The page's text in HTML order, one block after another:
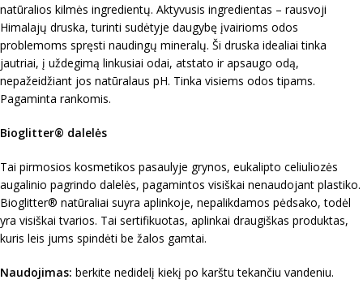
natūralios kilmės ingredientų. Aktyvusis ingredientas – rausvoji
Himalajų druska, turinti sudėtyje daugybę įvairioms odos
problemoms spręsti naudingų mineralų. Ši druska idealiai tinka
jautriai, į uždegimą linkusiai odai, atstato ir apsaugo odą,
nepažeidžiant jos natūralaus pH. Tinka visiems odos tipams.
Pagaminta rankomis.
Bioglitter® dalelės
Tai pirmosios kosmetikos pasaulyje grynos, eukalipto celiuliozės
augalinio pagrindo dalelės, pagamintos visiškai nenaudojant plastiko.
Bioglitter® natūraliai suyra aplinkoje, nepalikdamos pėdsako, todėl
yra visiškai tvarios. Tai sertifikuotas, aplinkai draugiškas produktas,
kuris leis jums spindėti be žalos gamtai.
Naudojimas: berkite nedidelį kiekį po karštu tekančiu vandeniu.